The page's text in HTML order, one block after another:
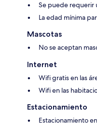
Se puede requerir
La edad mínima
Mascotas
No se aceptan
Internet
Wifi gratis en las
Wifi en las
Estacionamiento
Estacionamiento